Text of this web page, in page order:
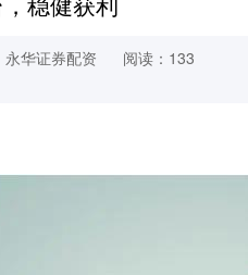
永华证券配资
阅读：133